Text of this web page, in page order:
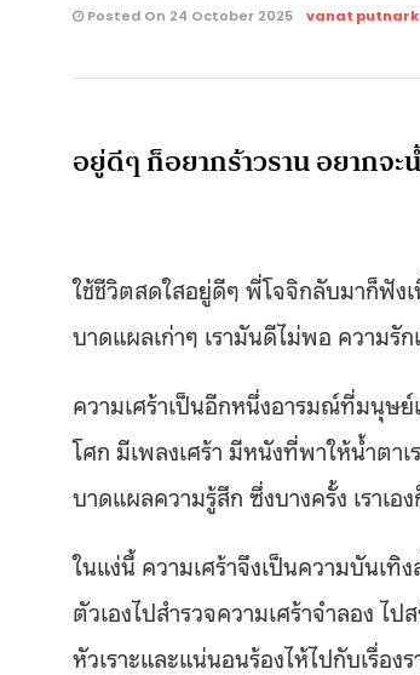
Posted On 24 October 2025 vanat putnark
อยู่ดีๆ ก็อยากร้าวราน อยากจะ
ใช้ชีวิตสดใสอยู่ดีๆ พี่โจจิกลับมาก็ฟัง
บาดแผลเก่าๆ เรามันดีไม่พอ ความรั
ความเศร้าเป็นอีกหนึ่งอารมณ์ที่มนุษย์
โศก มีเพลงเศร้า มีหนังที่พาให้น้ำตา
บาดแผลความรู้สึก ซึ่งบางครั้ง เราเ
ในแง่นี้ ความเศร้าจึงเป็นความบันเ
ตัวเองไปสำรวจความเศร้าจำลอง ไ
หัวเราะและแน่นอนร้องไห้ไปกับเรื่อง